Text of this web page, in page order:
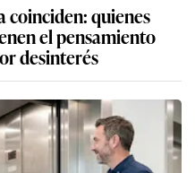
coinciden: quienes
el pensamiento
desinterés